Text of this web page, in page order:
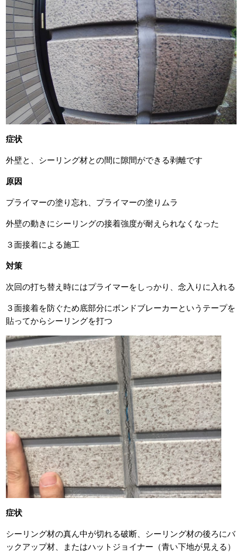
症状
外壁と、シーリング材との間に隙間ができる剥離です
原因
プライマーの塗り忘れ、プライマーの塗りムラ
外壁の動きにシーリングの接着強度が耐えられなくなった
３面接着による施工
対策
次回の打ち替え時にはプライマーをしっかり、念入りに入れる
３面接着を防ぐため底部分にボンドブレーカーというテープを
貼ってからシーリングを打つ
症状
シーリング材の真ん中が切れる破断、シーリング材の後ろにバ
ックアップ材、またはハットジョイナー（青い下地が見える）